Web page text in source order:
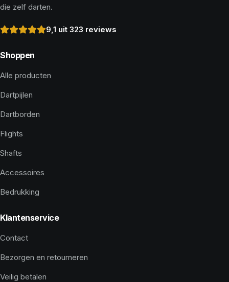
die zelf darten.
9,1 uit 323 reviews
Shoppen
Alle producten
Dartpijlen
Dartborden
Flights
Shafts
Accessoires
Bedrukking
Klantenservice
Contact
Bezorgen en retourneren
Veilig betalen